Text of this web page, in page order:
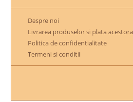
Despre noi
Livrarea produselor si plata acestora
Politica de confidentialitate
Termeni si conditii